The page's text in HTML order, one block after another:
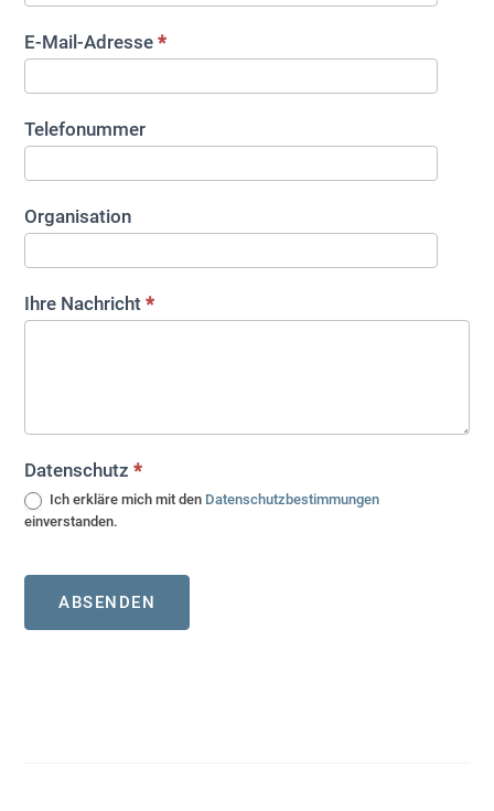
E-Mail-Adresse*
Telefonummer
Organisation
Ihre Nachricht*
Datenschutz*
Ich erkläre mich mit den Datenschutzbestimmungen
einverstanden.
ABSENDEN